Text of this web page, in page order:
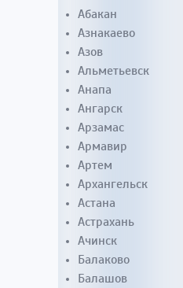
Абакан
Азнакаево
Азов
Альметьевск
Анапа
Ангарск
Арзамас
Армавир
Артем
Архангельск
Астана
Астрахань
Ачинск
Балаково
Балашов